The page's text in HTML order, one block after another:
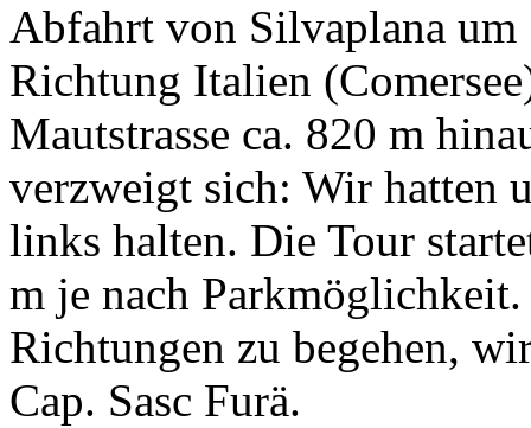
Abfahrt von Silvaplana
Richtung Italien
Mautstrasse ca. 820 m
verzweigt sich: Wir hatten
links halten. Die Tour
m je nach
Richtungen zu begehen,
Cap. Sasc Furä.